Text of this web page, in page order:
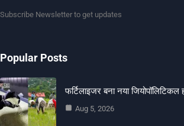
Subscribe Newsletter to get updates
Popular Posts
फर्टिलाइजर बना नया
Aug 5, 2026